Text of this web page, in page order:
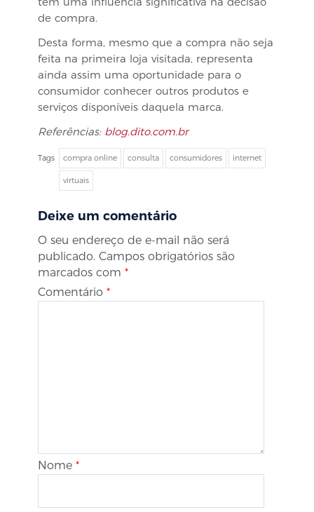
de compra.
Desta forma, mesmo que a compra não seja
feita na primeira loja visitada, representa
ainda assim uma oportunidade para o
consumidor conhecer outros produtos e
serviços disponíveis daquela marca.
Referências: blog.dito.com.br
Tags compra online consulta consumidores internet
virtuais
Deixe um comentário
O seu endereço de e-mail não será
publicado. Campos obrigatórios são
marcados com *
Comentário *
Nome *